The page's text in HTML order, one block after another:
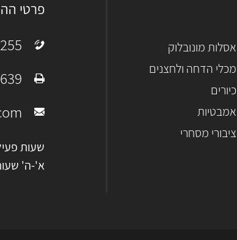
אסלות מונובלוק
מכלי הדחה ולחצנים
כיורים
אמבטיות
ציבורי מסחרי
פרטי
שעות
א'-ה' שעות 9:00-